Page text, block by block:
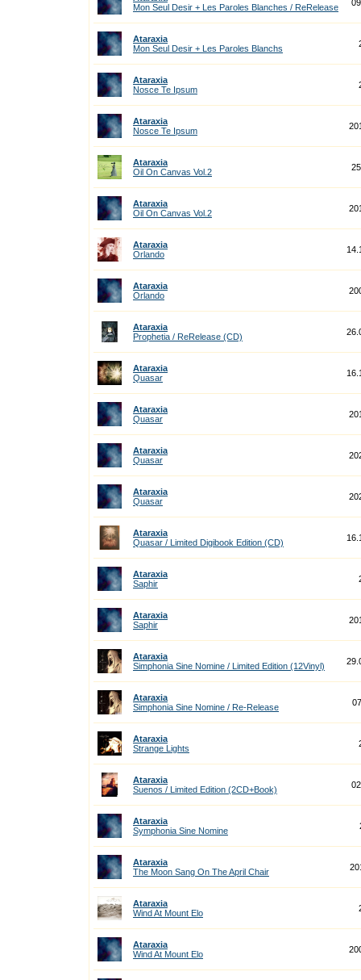
Mon Seul Desir + Les Paroles Blanches / ReRelease
Ataraxia
Mon Seul Desir + Les Paroles Blanchs
Ataraxia
Nosce Te Ipsum
Ataraxia
Nosce Te Ipsum
Ataraxia
Oil On Canvas Vol.2
Ataraxia
Oil On Canvas Vol.2
Ataraxia
Orlando
Ataraxia
Orlando
Ataraxia
Prophetia / ReRelease (CD)
Ataraxia
Quasar
Ataraxia
Quasar
Ataraxia
Quasar
Ataraxia
Quasar
Ataraxia
Quasar / Limited Digibook Edition (CD)
Ataraxia
Saphir
Ataraxia
Saphir
Ataraxia
Simphonia Sine Nomine / Limited Edition (12Vinyl)
Ataraxia
Simphonia Sine Nomine / Re-Release
Ataraxia
Strange Lights
Ataraxia
Suenos / Limited Edition (2CD+Book)
Ataraxia
Symphonia Sine Nomine
Ataraxia
The Moon Sang On The April Chair
Ataraxia
Wind At Mount Elo
Ataraxia
Wind At Mount Elo